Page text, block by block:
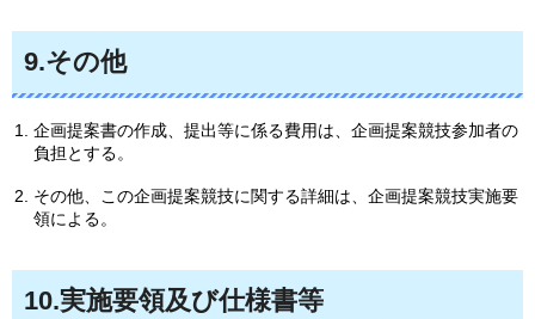
9.その他
企画提案書の作成、提出等に係る費用は、企画提案競技参加者の
負担とする。
その他、この企画提案競技に関する詳細は、企画提案競技実施要
領による。
10.実施要領及び仕様書等